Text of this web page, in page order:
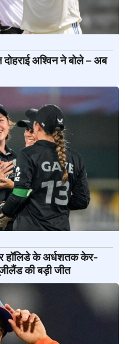
अश्विन ने बोले – अब
हॉलिडे के अर्धशतक केर-
की बड़ी जीत